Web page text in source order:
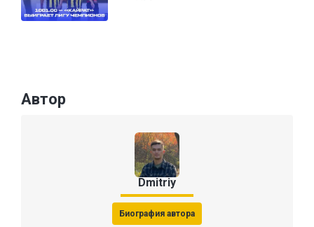
Автор
Dmitriy
Биография автора